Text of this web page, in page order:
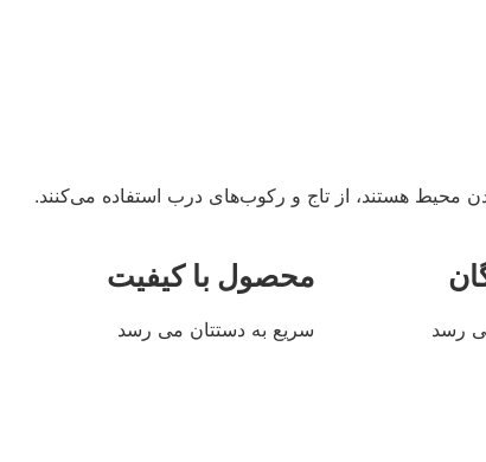
محیط هستند، از تاج و رکوب‌های درب استفاده می‌کنند.
رسد
محصول با کیفیت
سریع به دستتان می رسد